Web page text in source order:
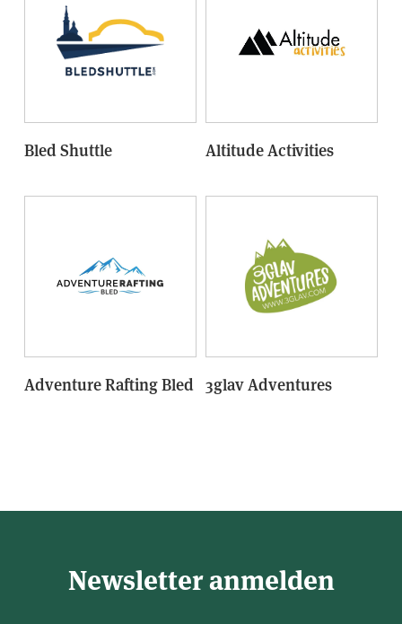
Bled Shuttle Altitude Activities
Adventure Rafting Bled 3glav Adventures
Newsletter anmelden